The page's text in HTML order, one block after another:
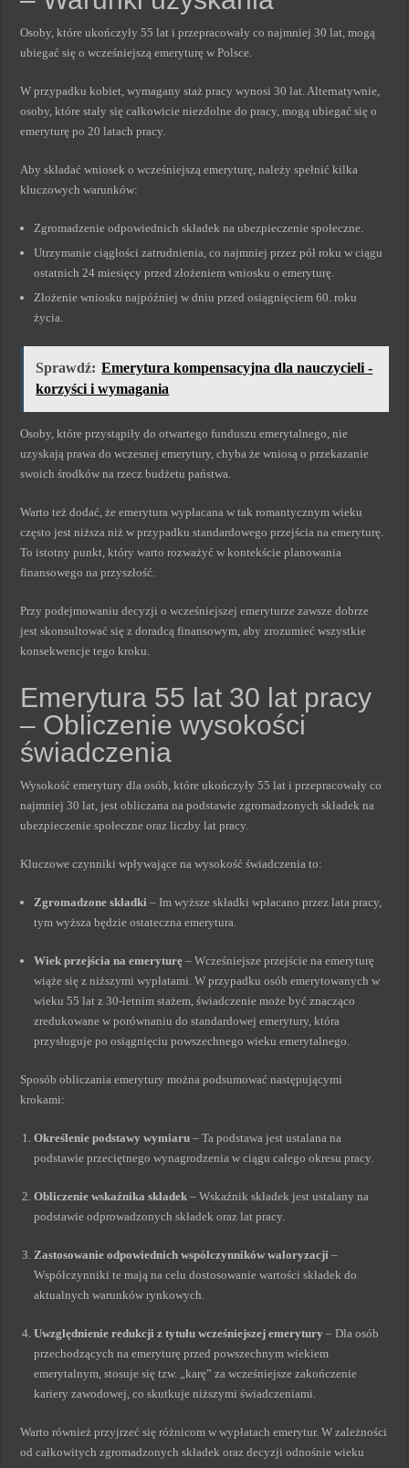
Osoby, które ukończyły 55 lat i przepracowały co najmniej 30 lat, mogą
ubiegać się o wcześniejszą emeryturę w Polsce.
W przypadku kobiet, wymagany staż pracy wynosi 30 lat. Alternatywnie,
osoby, które stały się całkowicie niezdolne do pracy, mogą ubiegać się o
emeryturę po 20 latach pracy.
Aby składać wniosek o wcześniejszą emeryturę, należy spełnić kilka
kluczowych warunków:
Zgromadzenie odpowiednich składek na ubezpieczenie społeczne.
Utrzymanie ciągłości zatrudnienia, co najmniej przez pół roku w ciągu
ostatnich 24 miesięcy przed złożeniem wniosku o emeryturę.
Złożenie wniosku najpóźniej w dniu przed osiągnięciem 60. roku
życia.
Sprawdź: Emerytura kompensacyjna dla nauczycieli -
korzyści i wymagania
Osoby, które przystąpiły do otwartego funduszu emerytalnego, nie
uzyskają prawa do wczesnej emerytury, chyba że wniosą o przekazanie
swoich środków na rzecz budżetu państwa.
Warto też dodać, że emerytura wypłacana w tak romantycznym wieku
często jest niższa niż w przypadku standardowego przejścia na emeryturę.
To istotny punkt, który warto rozważyć w kontekście planowania
finansowego na przyszłość.
Przy podejmowaniu decyzji o wcześniejszej emeryturze zawsze dobrze
jest skonsultować się z doradcą finansowym, aby zrozumieć wszystkie
konsekwencje tego kroku.
Emerytura 55 lat 30 lat pracy
– Obliczenie wysokości
świadczenia
Wysokość emerytury dla osób, które ukończyły 55 lat i przepracowały co
najmniej 30 lat, jest obliczana na podstawie zgromadzonych składek na
ubezpieczenie społeczne oraz liczby lat pracy.
Kluczowe czynniki wpływające na wysokość świadczenia to:
Zgromadzone składki – Im wyższe składki wpłacano przez lata pracy,
tym wyższa będzie ostateczna emerytura.
Wiek przejścia na emeryturę – Wcześniejsze przejście na emeryturę
wiąże się z niższymi wypłatami. W przypadku osób emerytowanych w
wieku 55 lat z 30-letnim stażem, świadczenie może być znacząco
zredukowane w porównaniu do standardowej emerytury, która
przysługuje po osiągnięciu powszechnego wieku emerytalnego.
Sposób obliczania emerytury można podsumować następującymi
krokami:
Określenie podstawy wymiaru – Ta podstawa jest ustalana na
podstawie przeciętnego wynagrodzenia w ciągu całego okresu pracy.
Obliczenie wskaźnika składek – Wskaźnik składek jest ustalany na
podstawie odprowadzonych składek oraz lat pracy.
Zastosowanie odpowiednich współczynników waloryzacji –
Współczynniki te mają na celu dostosowanie wartości składek do
aktualnych warunków rynkowych.
Uwzględnienie redukcji z tytułu wcześniejszej emerytury – Dla osób
przechodzących na emeryturę przed powszechnym wiekiem
emerytalnym, stosuje się tzw. „karę” za wcześniejsze zakończenie
kariery zawodowej, co skutkuje niższymi świadczeniami.
Warto również przyjrzeć się różnicom w wypłatach emerytur. W zależności
od całkowitych zgromadzonych składek oraz decyzji odnośnie wieku